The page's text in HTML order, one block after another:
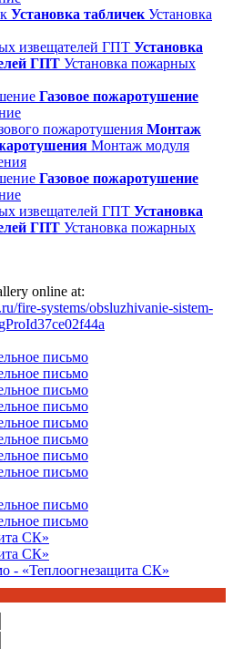
Установка табличек Установка
Установка
ГПТ Установка пожарных
Газовое пожаротушение
Монтаж
Монтаж модуля
Газовое пожаротушение
Установка
ГПТ Установка пожарных
online at:
fire-systems/obsluzhivanie-sistem-